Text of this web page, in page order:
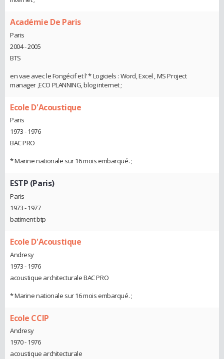
Académie De Paris
Paris
2004 - 2005
BTS
en vae avec le Fongécif et l' * Logiciels : Word, Excel , MS Project
manager ,ECO PLANNING, blog internet ;
Ecole D'Acoustique
Paris
1973 - 1976
BAC PRO
* Marine nationale sur 16 mois embarqué. ;
ESTP (Paris)
Paris
1973 - 1977
batiment btp
Ecole D'Acoustique
Andresy
1973 - 1976
acoustique architecturale BAC PRO
* Marine nationale sur 16 mois embarqué. ;
Ecole CCIP
Andresy
1970 - 1976
acoustique architecturale